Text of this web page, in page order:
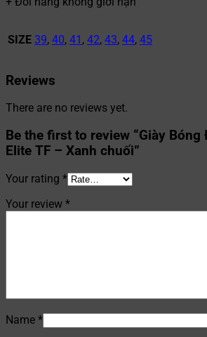
SIZE 39, 40, 41 , 42, 43, 44, 45
Reviews
There are no reviews yet.
Be the first to review “Giày Bóng
Elite TF – Xanh chuối”
Your rating *
Your review *
Name *